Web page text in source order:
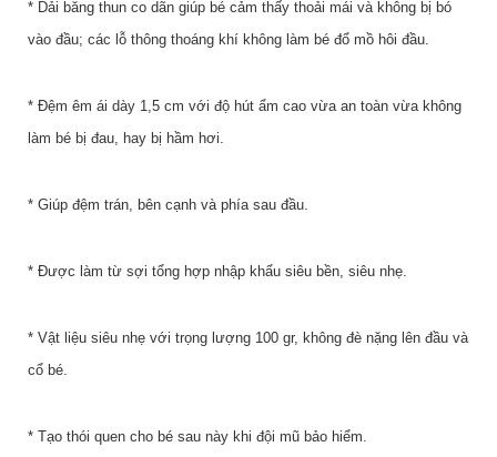
* Dải băng thun co dãn giúp bé cảm thấy thoải mái và không bị bó
vào đầu; các lỗ thông thoáng khí không làm bé đổ mồ hôi đầu.
* Đệm êm ái dày 1,5 cm với độ hút ẩm cao vừa an toàn vừa không
làm bé bị đau, hay bị hầm hơi.
* Giúp đệm trán, bên cạnh và phía sau đầu.
* Được làm từ sợi tổng hợp nhập khẩu siêu bền, siêu nhẹ.
* Vật liệu siêu nhẹ với trọng lượng 100 gr, không đè nặng lên đầu và
cổ bé.
* Tạo thói quen cho bé sau này khi đội mũ bảo hiểm.